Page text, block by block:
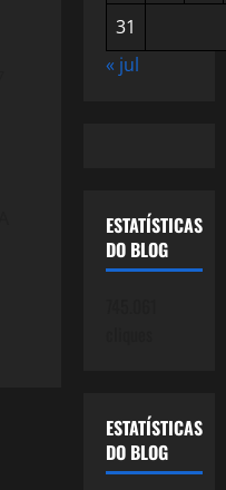
31
« jul
ESTATÍSTICAS
DO BLOG
ESTATÍSTICAS
DO BLOG